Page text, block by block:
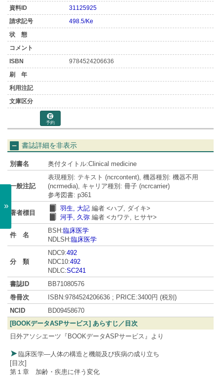
»
31125925
498.5/Ke
9784524206636
予約
書誌詳細を非表示
別書名 奥付タイトル:Clinical medicine
一般注記
表現種別: テキスト (ncrcontent), 機器種別: 機器不用
(ncrmedia), キャリア種別: 冊子 (ncrcarrier)
参考図書: p361
著者標目
羽生, 大記 編者 <ハブ, ダイキ>
河手, 久弥 編者 <カワテ, ヒサヤ>
件 名
BSH:臨床医学
NDLSH:臨床医学
分 類
NDC9:492
NDC10:492
NDLC:SC241
書誌ID
BB71080576
巻冊次
ISBN:9784524206636 ; PRICE:3400円 (税別)
NCID
BD09458670
[BOOKデータASPサービス] あらすじ／目次
日外アソシエーツ『BOOKデータASPサービス』より
臨床医学―人体の構造と機能及び疾病の成り立ち
[目次]
第１章 加齢・疾患に伴う変化